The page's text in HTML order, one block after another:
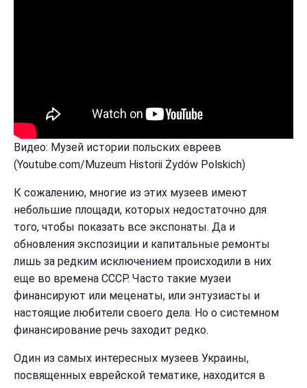
Видео: Музей истории польских евреев
(Youtube.com/Muzeum Historii Żydów Polskich)
К сожалению, многие из этих музеев имеют
небольшие площади, которых недостаточно для
того, чтобы показать все экспонаты. Да и
обновления экспозиции и капитальные ремонты
лишь за редким исключением происходили в них
еще во времена СССР. Часто такие музеи
финансируют или меценаты, или энтузиасты и
настоящие любители своего дела. Но о системном
финансирование речь заходит редко.
Один из самых интересных музеев Украины,
посвященных еврейской тематике, находится в